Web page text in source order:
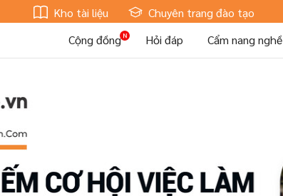
Kho tài liệu Chuyên trang đào tạo
Cộng đồng
Hỏi đáp Cẩm nang nghề